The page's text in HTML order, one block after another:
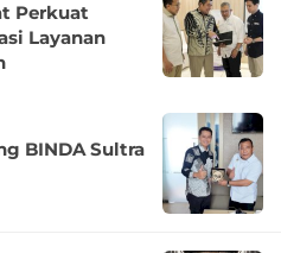
Perkuat
Layanan
BINDA Sultra